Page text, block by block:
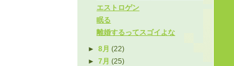
エストロゲン
眠る
離婚するってスゴイよな
►8月(22)
►7月(25)